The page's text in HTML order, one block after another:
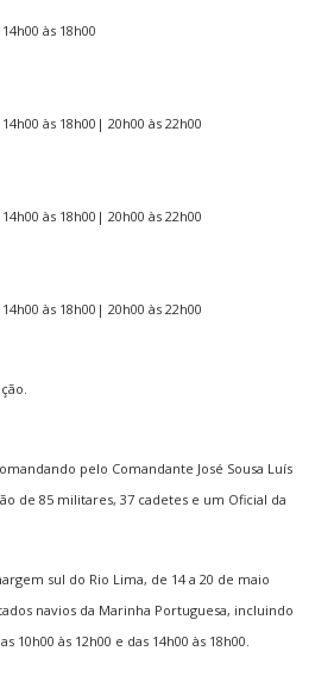
às 18h00
às 18h00| 20h00 às 22h00
às 18h00| 20h00 às 22h00
às 18h00| 20h00 às 22h00
pelo Comandante José Sousa Luís
de 85 militares, 37 cadetes e um Oficial da
sul do Rio Lima, de 14 a 20 de maio
navios da Marinha Portuguesa, incluindo
10h00 às 12h00 e das 14h00 às 18h00.